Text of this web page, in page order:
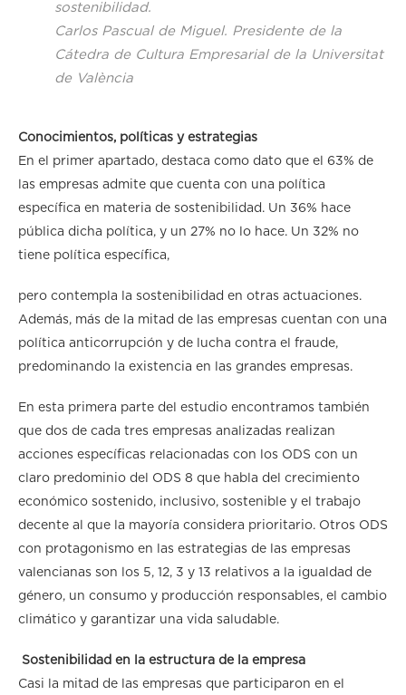
sostenibilidad.
Carlos Pascual de Miguel. Presidente de la
Cátedra de Cultura Empresarial de la Universitat
de València
Conocimientos, políticas y estrategias
En el primer apartado, destaca como dato que el 63% de
las empresas admite que cuenta con una política
específica en materia de sostenibilidad. Un 36% hace
pública dicha política, y un 27% no lo hace. Un 32% no
tiene política específica,
pero contempla la sostenibilidad en otras actuaciones.
Además, más de la mitad de las empresas cuentan con una
política anticorrupción y de lucha contra el fraude,
predominando la existencia en las grandes empresas.
En esta primera parte del estudio encontramos también
que dos de cada tres empresas analizadas realizan
acciones específicas relacionadas con los ODS con un
claro predominio del ODS 8 que habla del crecimiento
económico sostenido, inclusivo, sostenible y el trabajo
decente al que la mayoría considera prioritario. Otros ODS
con protagonismo en las estrategias de las empresas
valencianas son los 5, 12, 3 y 13 relativos a la igualdad de
género, un consumo y producción responsables, el cambio
climático y garantizar una vida saludable.
Sostenibilidad en la estructura de la empresa
Casi la mitad de las empresas que participaron en el